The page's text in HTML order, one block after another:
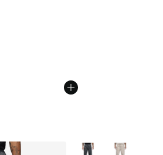
Prix en baisse de € 79,99 à
Plus de couleurs